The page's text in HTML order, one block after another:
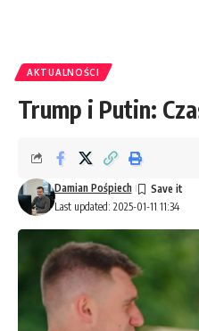
AKTUALNOŚCI
Trump i Putin:
Last updated: 2025-01-11 11:34
Damian Pośpiech